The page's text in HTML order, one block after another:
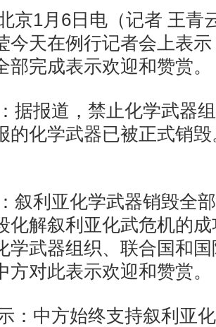
京1月6日电（记者 王青
今天在例行记者会上表
部完成表示欢迎和赞赏。
据报道，禁止化学武器
的化学武器已被正式销
叙利亚化学武器销毁全
化解叙利亚化武危机的
学武器组织、联合国和
方对此表示欢迎和赞赏。
：中方始终支持叙利亚